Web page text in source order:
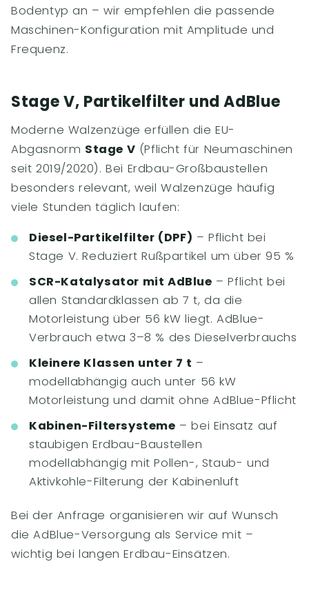
Bodentyp an – wir empfehlen die passende
Maschinen-Konfiguration mit Amplitude und
Frequenz.
Stage V, Partikelfilter und AdBlue
Moderne Walzenzüge erfüllen die EU-
Abgasnorm Stage V (Pflicht für Neumaschinen
seit 2019/2020). Bei Erdbau-Großbaustellen
besonders relevant, weil Walzenzüge häufig
viele Stunden täglich laufen:
Diesel-Partikelfilter (DPF) – Pflicht bei
Stage V. Reduziert Rußpartikel um über 95 %
SCR-Katalysator mit AdBlue – Pflicht bei
allen Standardklassen ab 7 t, da die
Motorleistung über 56 kW liegt. AdBlue-
Verbrauch etwa 3–8 % des Dieselverbrauchs
Kleinere Klassen unter 7 t –
modellabhängig auch unter 56 kW
Motorleistung und damit ohne AdBlue-Pflicht
Kabinen-Filtersysteme – bei Einsatz auf
staubigen Erdbau-Baustellen
modellabhängig mit Pollen-, Staub- und
Aktivkohle-Filterung der Kabinenluft
Bei der Anfrage organisieren wir auf Wunsch
die AdBlue-Versorgung als Service mit –
wichtig bei langen Erdbau-Einsätzen.